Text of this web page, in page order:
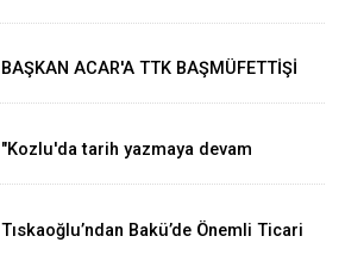
güçlü göstergelerinden biridir
BAŞKAN ACAR'A TTK BAŞMÜFETTİŞİ
"Kozlu'da tarih yazmaya devam
Tıskaoğlu’ndan Bakü’de Önemli Ticari